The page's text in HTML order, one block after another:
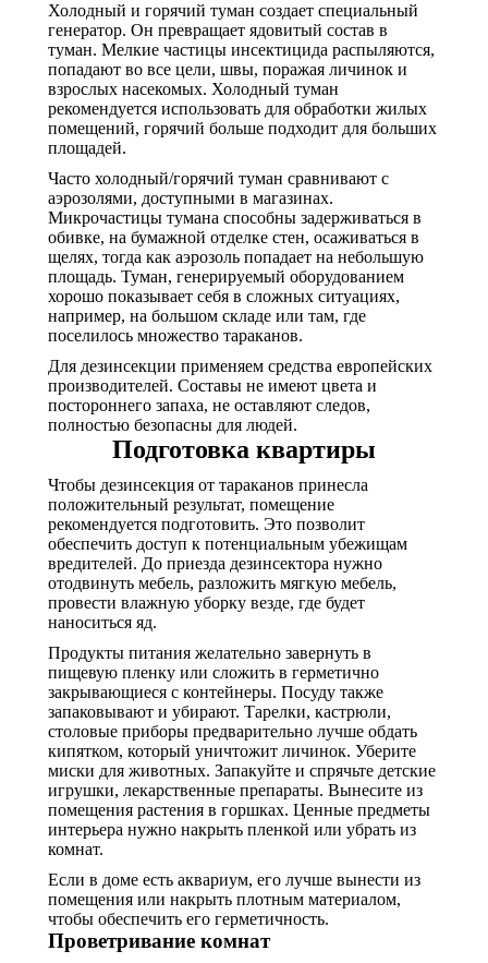
Холодный и горячий туман создает специальный
генератор. Он превращает ядовитый состав в
туман. Мелкие частицы инсектицида распыляются,
попадают во все цели, швы, поражая личинок и
взрослых насекомых. Холодный туман
рекомендуется использовать для обработки жилых
помещений, горячий больше подходит для больших
площадей.
Часто холодный/горячий туман сравнивают с
аэрозолями, доступными в магазинах.
Микрочастицы тумана способны задерживаться в
обивке, на бумажной отделке стен, осаживаться в
щелях, тогда как аэрозоль попадает на небольшую
площадь. Туман, генерируемый оборудованием
хорошо показывает себя в сложных ситуациях,
например, на большом складе или там, где
поселилось множество тараканов.
Для дезинсекции применяем средства европейских
производителей. Составы не имеют цвета и
постороннего запаха, не оставляют следов,
полностью безопасны для людей.
Подготовка квартиры
Чтобы дезинсекция от тараканов принесла
положительный результат, помещение
рекомендуется подготовить. Это позволит
обеспечить доступ к потенциальным убежищам
вредителей. До приезда дезинсектора нужно
отодвинуть мебель, разложить мягкую мебель,
провести влажную уборку везде, где будет
наноситься яд.
Продукты питания желательно завернуть в
пищевую пленку или сложить в герметично
закрывающиеся с контейнеры. Посуду также
запаковывают и убирают. Тарелки, кастрюли,
столовые приборы предварительно лучше обдать
кипятком, который уничтожит личинок. Уберите
миски для животных. Запакуйте и спрячьте детские
игрушки, лекарственные препараты. Вынесите из
помещения растения в горшках. Ценные предметы
интерьера нужно накрыть пленкой или убрать из
комнат.
Если в доме есть аквариум, его лучше вынести из
помещения или накрыть плотным материалом,
чтобы обеспечить его герметичность.
Проветривание комнат